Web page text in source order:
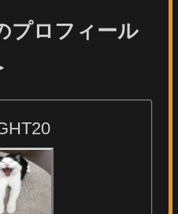
プロフィール